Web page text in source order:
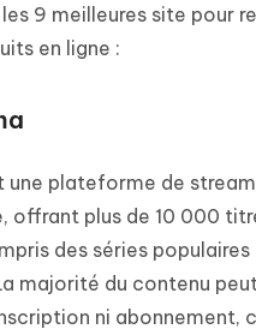
9 meilleures site pour
en ligne :
une plateforme de
offrant plus de 10 000
des séries
majorité du contenu
ni abonnement,